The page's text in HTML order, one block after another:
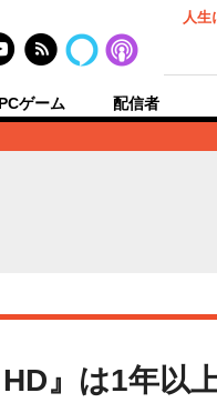
人生
PCゲーム 配信者
』は1年以